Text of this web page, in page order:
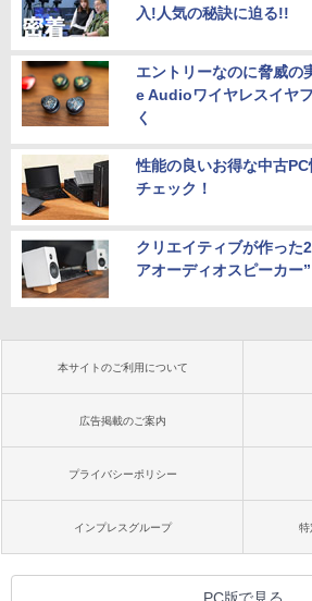
入!人気の秘訣に迫る!!
エントリーなのに脅威
e Audioワイヤレスイヤ
く
性能の良いお得な中古
チェック！
クリエイティブが作った
アオーディオスピーカー”
本サイトのご利用について
広告掲載のご案内
プライバシーポリシー
インプレスグループ 特